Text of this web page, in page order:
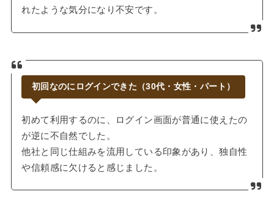
れたような気分になり不安です。
初回なのにログインできた（30代・女性・パート）
初めて利用するのに、ログイン画面が普通に使えたの
が逆に不自然でした。
他社と同じ仕組みを流用している印象があり、独自性
や信頼感に欠けると感じました。